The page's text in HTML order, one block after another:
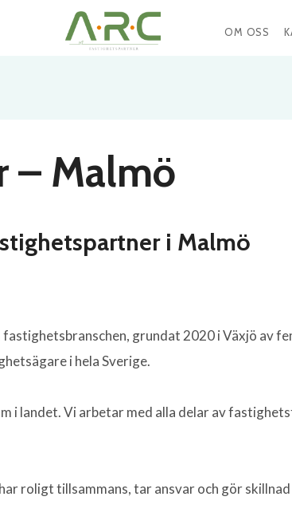
OM OSS
– Malmö
i Malmö
grundat 2020 i Växjö av
i hela Sverige.
i landet. Vi arbetar med alla delar av
roligt tillsammans, tar ansvar och gör